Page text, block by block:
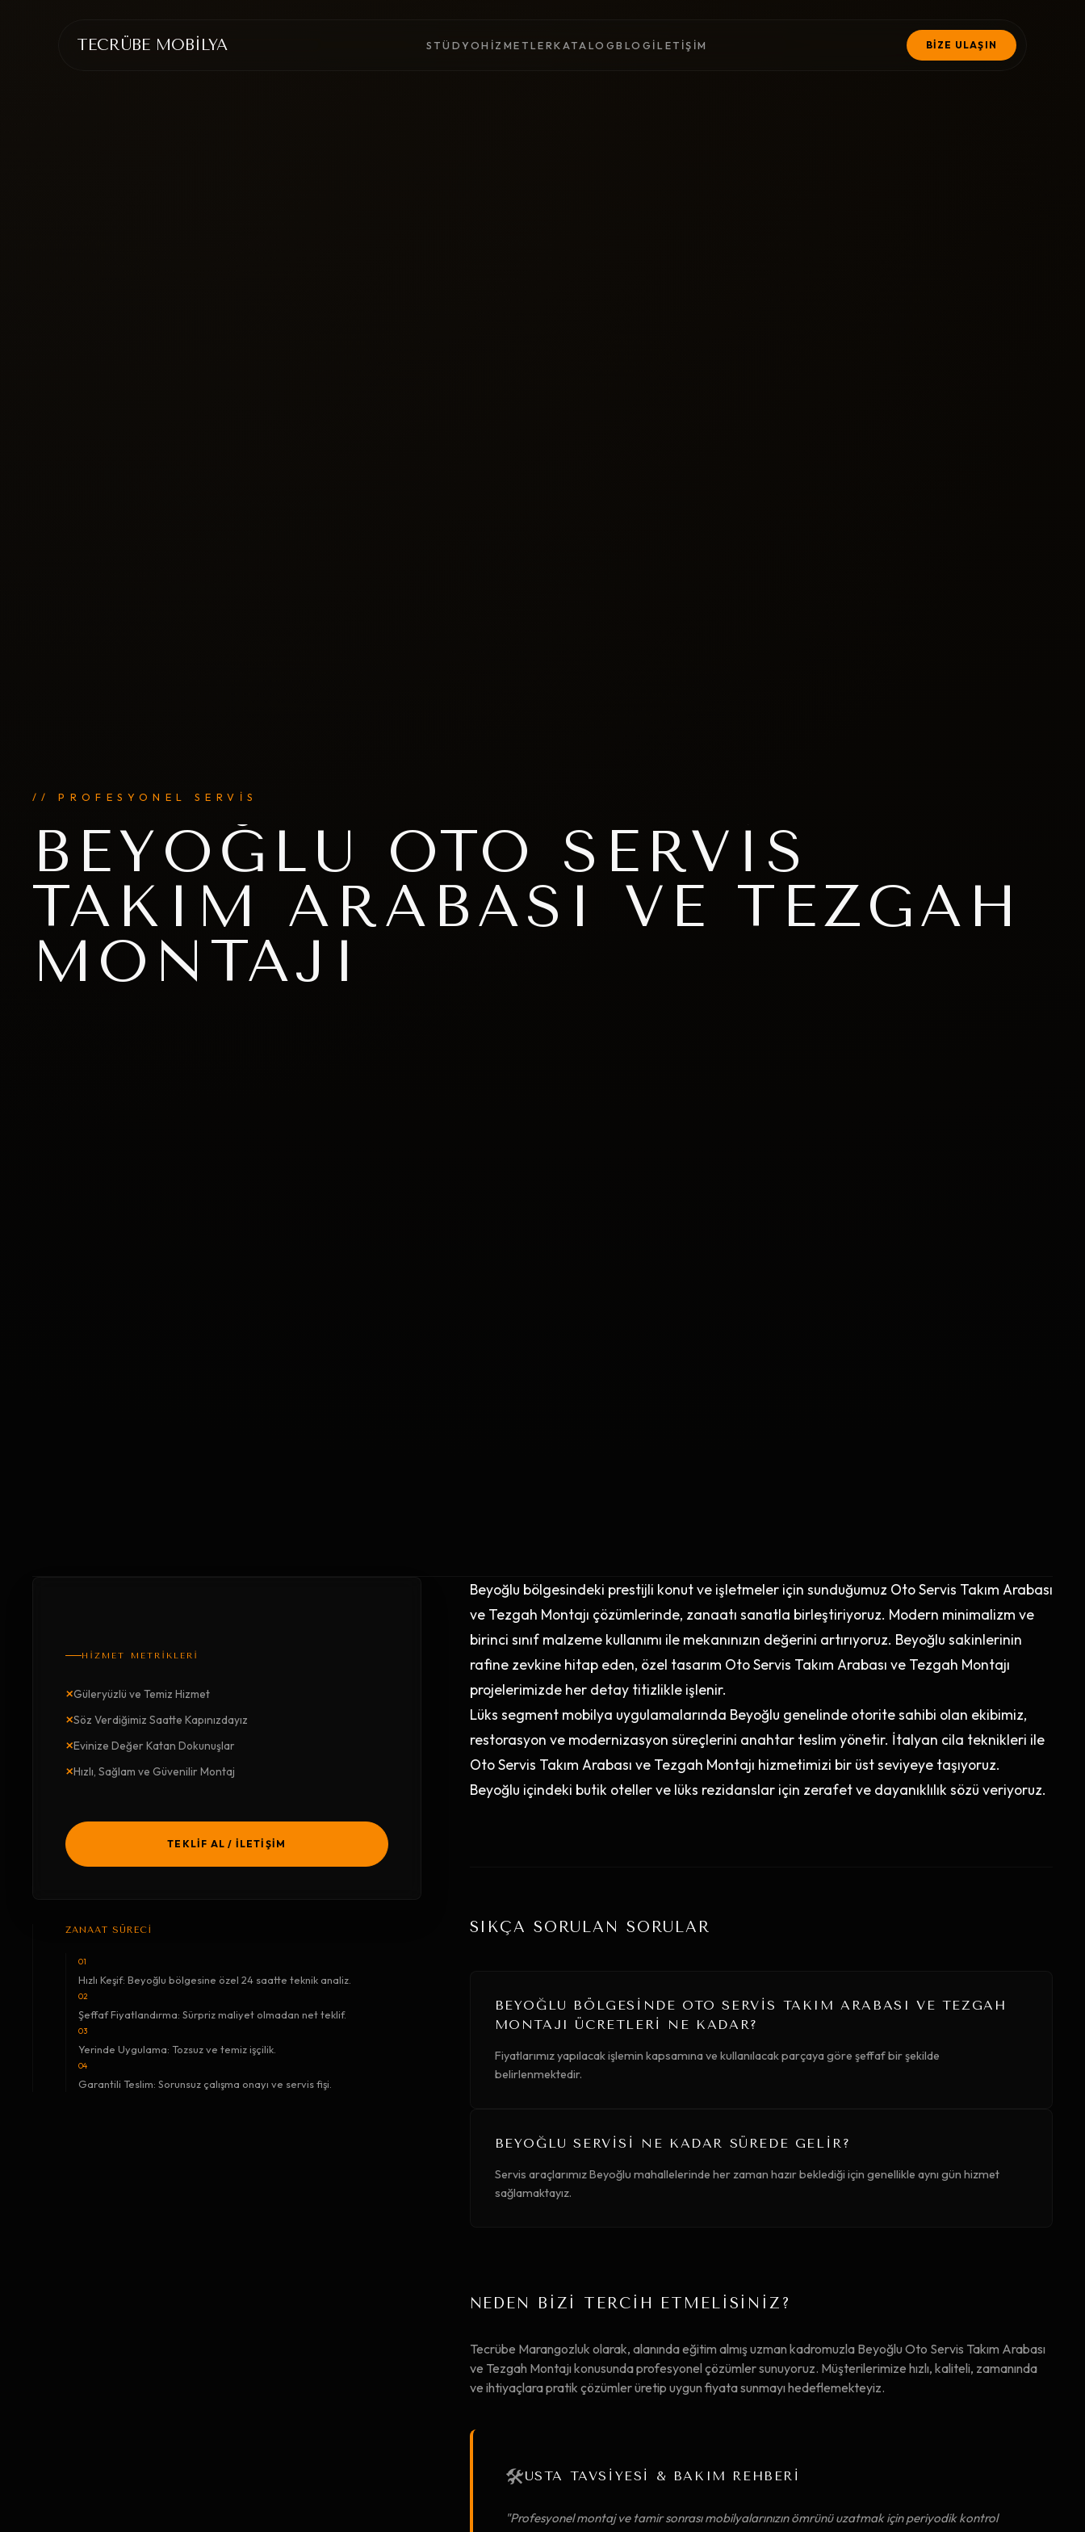
TECRÜBE MOBİLYA STÜDYOHIZMETLERKATALOGBLOG İLETIŞIM BİZE ULAŞIN
// PROFESYONEL SERVİS
BEYOĞLU OTO SERVIS
TAKIM ARABASI VE TEZGAH
MONTAJI
HİZMET METRİKLERİ
×Güleryüzlü ve Temiz Hizmet
×Söz Verdiğimiz Saatte Kapınızdayız
×Evinize Değer Katan Dokunuşlar
×Hızlı, Sağlam ve Güvenilir Montaj
TEKLİF AL / İLETİŞİM
ZANAAT SÜRECİ
01
Hızlı Keşif: Beyoğlu bölgesine özel 24 saatte teknik analiz.
02
Şeffaf Fiyatlandırma: Sürpriz maliyet olmadan net teklif.
03
Yerinde Uygulama: Tozsuz ve temiz işçilik.
04
Garantili Teslim: Sorunsuz çalışma onayı ve servis fişi.
Beyoğlu bölgesindeki prestijli konut ve işletmeler için sunduğumuz Oto Servis Takım Arabası
ve Tezgah Montajı çözümlerinde, zanaatı sanatla birleştiriyoruz. Modern minimalizm ve
birinci sınıf malzeme kullanımı ile mekanınızın değerini artırıyoruz. Beyoğlu sakinlerinin
rafine zevkine hitap eden, özel tasarım Oto Servis Takım Arabası ve Tezgah Montajı
projelerimizde her detay titizlikle işlenir.
Lüks segment mobilya uygulamalarında Beyoğlu genelinde otorite sahibi olan ekibimiz,
restorasyon ve modernizasyon süreçlerini anahtar teslim yönetir. İtalyan cila teknikleri ile
Oto Servis Takım Arabası ve Tezgah Montajı hizmetimizi bir üst seviyeye taşıyoruz.
Beyoğlu içindeki butik oteller ve lüks rezidanslar için zerafet ve dayanıklılık sözü veriyoruz.
SIKÇA SORULAN SORULAR
BEYOĞLU BÖLGESINDE OTO SERVIS TAKIM ARABASI VE TEZGAH
MONTAJI ÜCRETLERI NE KADAR?
Fiyatlarımız yapılacak işlemin kapsamına ve kullanılacak parçaya göre şeffaf bir şekilde
belirlenmektedir.
BEYOĞLU SERVISI NE KADAR SÜREDE GELIR?
Servis araçlarımız Beyoğlu mahallelerinde her zaman hazır beklediği için genellikle aynı gün hizmet
sağlamaktayız.
NEDEN BİZİ TERCİH ETMELİSİNİZ?
Tecrübe Marangozluk olarak, alanında eğitim almış uzman kadromuzla Beyoğlu Oto Servis Takım Arabası
ve Tezgah Montajı konusunda profesyonel çözümler sunuyoruz. Müşterilerimize hızlı, kaliteli, zamanında
ve ihtiyaçlara pratik çözümler üretip uygun fiyata sunmayı hedeflemekteyiz.
🛠️USTA TAVSİYESİ & BAKIM REHBERİ
"Profesyonel montaj ve tamir sonrası mobilyalarınızın ömrünü uzatmak için periyodik kontrol